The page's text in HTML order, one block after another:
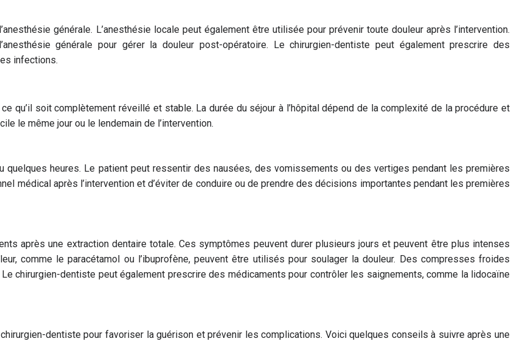
générale. L’anesthésie locale peut également être utilisée pour prévenir toute douleur après l’intervention.
générale pour gérer la douleur post-opératoire. Le chirurgien-dentiste peut également prescrire des
infections.
qu’il soit complètement réveillé et stable. La durée du séjour à l’hôpital dépend de la complexité de la procédure et
le même jour ou le lendemain de l’intervention.
quelques heures. Le patient peut ressentir des nausées, des vomissements ou des vertiges pendant les premières
médical après l’intervention et d’éviter de conduire ou de prendre des décisions importantes pendant les premières
après une extraction dentaire totale. Ces symptômes peuvent durer plusieurs jours et peuvent être plus intenses
comme le paracétamol ou l’ibuprofène, peuvent être utilisés pour soulager la douleur. Des compresses froides
chirurgien-dentiste peut également prescrire des médicaments pour contrôler les saignements, comme la lidocaïne
dentiste pour favoriser la guérison et prévenir les complications. Voici quelques conseils à suivre après une